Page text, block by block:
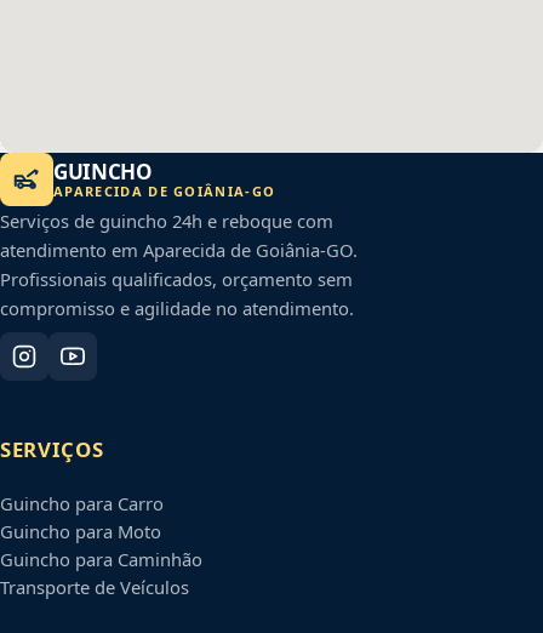
GUINCHO
APARECIDA DE GOIÂNIA-GO
Serviços de guincho 24h e reboque com
atendimento em Aparecida de Goiânia-GO.
Profissionais qualificados, orçamento sem
compromisso e agilidade no atendimento.
SERVIÇOS
Guincho para Carro
Guincho para Moto
Guincho para Caminhão
Transporte de Veículos